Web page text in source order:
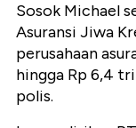
Sosok Michael
Asuransi Jiwa
perusahaan
hingga Rp 6,4
polis.